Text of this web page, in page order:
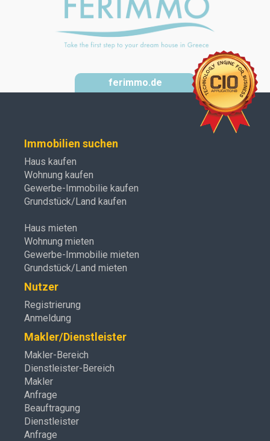
ferimmo.de
Immobilien suchen
Haus kaufen
Wohnung kaufen
Gewerbe-Immobilie kaufen
Grundstück/Land kaufen
Haus mieten
Wohnung mieten
Gewerbe-Immobilie mieten
Grundstück/Land mieten
Nutzer
Registrierung
Anmeldung
Makler/Dienstleister
Makler-Bereich
Dienstleister-Bereich
Makler
Anfrage
Beauftragung
Dienstleister
Anfrage